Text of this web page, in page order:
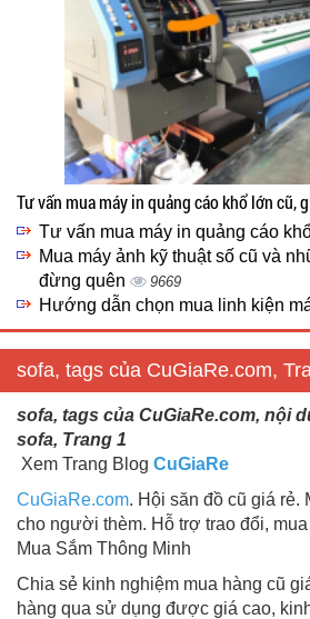
Tư vấn mua máy in quảng cáo khổ lớn cũ,
Tư vấn mua máy in quảng cáo
Mua máy ảnh kỹ thuật số cũ và
đừng quên
9669
Hướng dẫn chọn mua linh kiện
sofa, tags của CuGiaRe.com,
sofa, tags của CuGiaRe.com, nội
sofa, Trang 1
Xem Trang Blog CuGiaRe
CuGiaRe.com. Hội săn đồ cũ giá rẻ.
cho người thèm. Hỗ trợ trao đổi,
Mua Sắm Thông Minh
Chia sẻ kinh nghiệm mua hàng cũ
hàng qua sử dụng được giá cao,